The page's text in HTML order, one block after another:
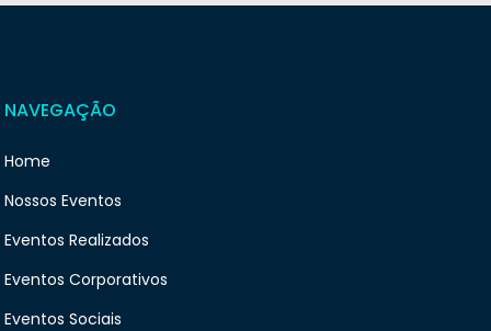
NAVEGAÇÃO
Home
Nossos Eventos
Eventos Realizados
Eventos Corporativos
Eventos Sociais